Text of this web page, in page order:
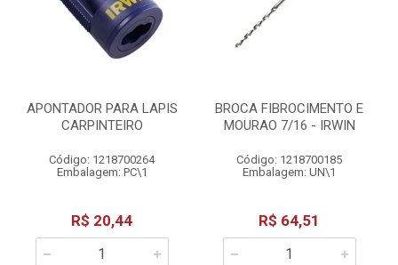
APONTADOR PARA LAPIS
CARPINTEIRO
Código: 1218700264
Embalagem: PC\1
R$ 20,44
BROCA FIBROCIMENTO E
MOURAO 7/16 - IRWIN
Código: 1218700185
Embalagem: UN\1
R$ 64,51